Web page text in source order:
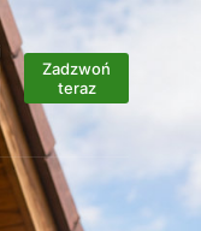
Zadzwoń
teraz